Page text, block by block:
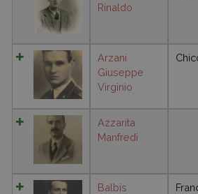
Rinaldo
Arzani
Giuseppe
Virginio
Azzarita
Manfredi
Balbis